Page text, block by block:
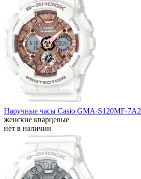
Наручные часы Casio GMA-S120MF-7A2
женские кварцевые
нет в наличии